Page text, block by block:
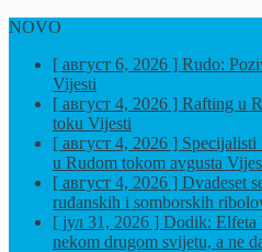
NOVO
[ август 6, 2026 ] Rudo:
Vijesti
[ август 4, 2026 ] Rafting u
toku Vijesti
[ август 4, 2026 ]
u Rudom tokom avgusta
[ август 4, 2026 ] Dvadeset
ruđanskih i somborskih
[ јул 31, 2026 ] Dodik: Elfeta
nekom drugom svijetu, a ne